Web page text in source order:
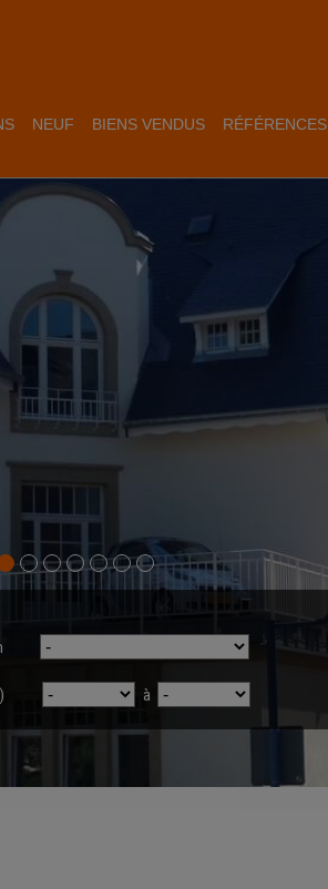
NEUF BIENS VENDUS RÉFÉRENCES
à